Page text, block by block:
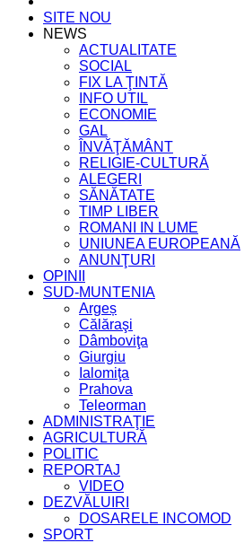
SITE NOU
NEWS
ACTUALITATE
SOCIAL
FIX LA ŢINTĂ
INFO UTIL
ECONOMIE
GAL
ÎNVĂŢĂMÂNT
RELIGIE-CULTURĂ
ALEGERI
SĂNĂTATE
TIMP LIBER
ROMANI IN LUME
UNIUNEA EUROPEANĂ
ANUNŢURI
OPINII
SUD-MUNTENIA
Argeș
Călăraşi
Dâmboviţa
Giurgiu
Ialomiţa
Prahova
Teleorman
ADMINISTRAŢIE
AGRICULTURĂ
POLITIC
REPORTAJ
VIDEO
DEZVĂLUIRI
DOSARELE INCOMOD
SPORT